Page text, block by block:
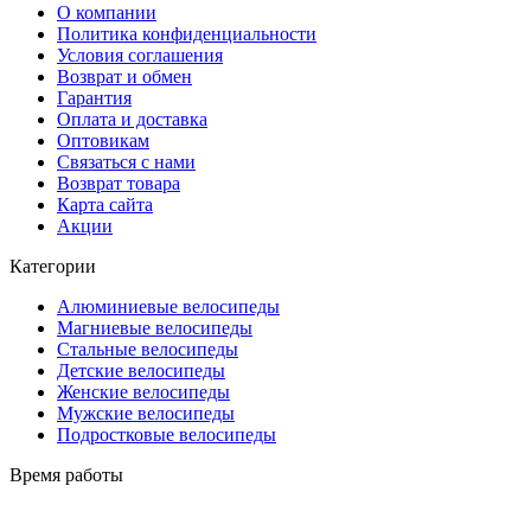
О компании
Политика конфиденциальности
Условия соглашения
Возврат и обмен
Гарантия
Оплата и доставка
Оптовикам
Связаться с нами
Возврат товара
Карта сайта
Акции
Категории
Алюминиевые велосипеды
Магниевые велосипеды
Стальные велосипеды
Детские велосипеды
Женские велосипеды
Мужские велосипеды
Подростковые велосипеды
Время работы